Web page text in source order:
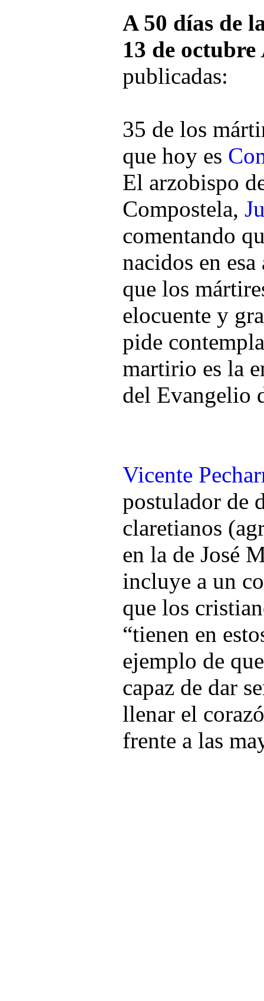
A 50 días de
13 de octubre
publicadas:
35 de los
que hoy es
El arzobispo
Compostela,
comentando
nacidos en
que los
elocuente y
pide
martirio es la
del Evangelio
Vicente
postulador de
claretianos
en la de José
incluye a un
que los
“tienen en
ejemplo de
capaz de dar
llenar el
frente a las